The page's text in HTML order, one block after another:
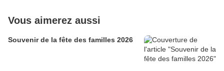
Vous aimerez aussi
Souvenir de la fête des familles 2026